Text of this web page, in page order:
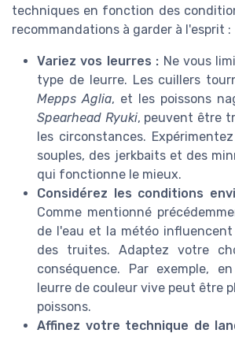
techniques en fonction des
recommandations à garder à l'esprit :
Variez vos leurres : Ne vous
type de leurre. Les cuillers
Mepps Aglia, et les poissons
Spearhead Ryuki, peuvent être
les circonstances.
souples, des jerkbaits et des
qui fonctionne le mieux.
Considérez les conditions
Comme mentionné
de l'eau et la météo
des truites. Adaptez votre
conséquence. Par exemple,
leurre de couleur vive peut être
poissons.
Affinez votre technique de